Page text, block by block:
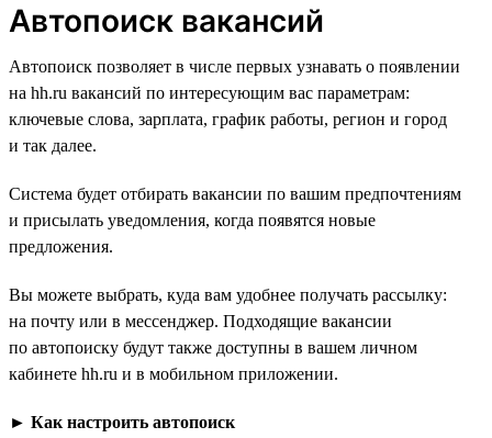
Автопоиск вакансий
Автопоиск позволяет в числе первых узнавать о появлении
на hh.ru вакансий по интересующим вас параметрам:
ключевые слова, зарплата, график работы, регион и город
и так далее.
Система будет отбирать вакансии по вашим предпочтениям
и присылать уведомления, когда появятся новые
предложения.
Вы можете выбрать, куда вам удобнее получать рассылку:
на почту или в мессенджер. Подходящие вакансии
по автопоиску будут также доступны в вашем личном
кабинете hh.ru и в мобильном приложении.
► Как настроить автопоиск